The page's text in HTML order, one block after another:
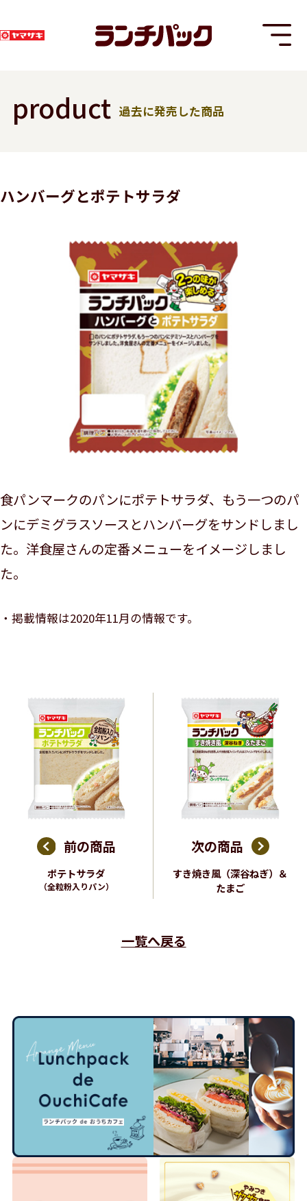
product 過去に発売した商品
ハンバーグとポテトサラダ
食パンマークのパンにポテトサラダ、もう一つのパ
ンにデミグラスソースとハンバーグをサンドしまし
た。洋食屋さんの定番メニューをイメージしまし
た。
掲載情報は2020年11月の情報です。
前の商品
ポテトサラダ
（全粒粉入りパン）
一覧へ戻る
次の商品
すき焼き風（深谷ねぎ）＆
たまご